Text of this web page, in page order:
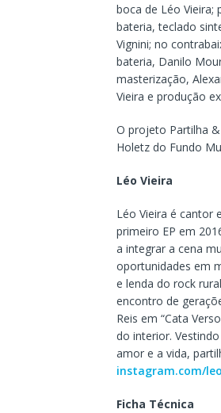
boca de Léo Vieira;
bateria, teclado
Vignini; no
bateria, Danilo
masterização,
Vieira e produção
O projeto Partilha
Holetz do Fundo
Léo Vieira
Léo Vieira é cantor
primeiro EP em
a integrar a cena
oportunidades em
e lenda do rock
encontro de
Reis em “Cata
do interior.
amor e a vida,
instagram.com/
Ficha Técnica